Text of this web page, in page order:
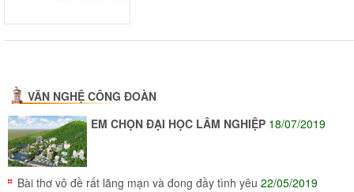
VĂN NGHỆ CÔNG ĐOÀN
EM CHỌN ĐẠI HỌC LÂM NGHIỆP 18/07/2019
Bài thơ vô đề rất lãng mạn và đong đầy tình yêu 22/05/2019